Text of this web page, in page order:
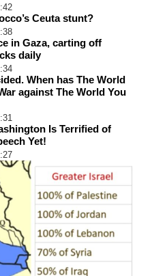
Ceuta stunt?
in Gaza, carting off
daily
When has The World
against The World You
Is Terrified of
Yet!